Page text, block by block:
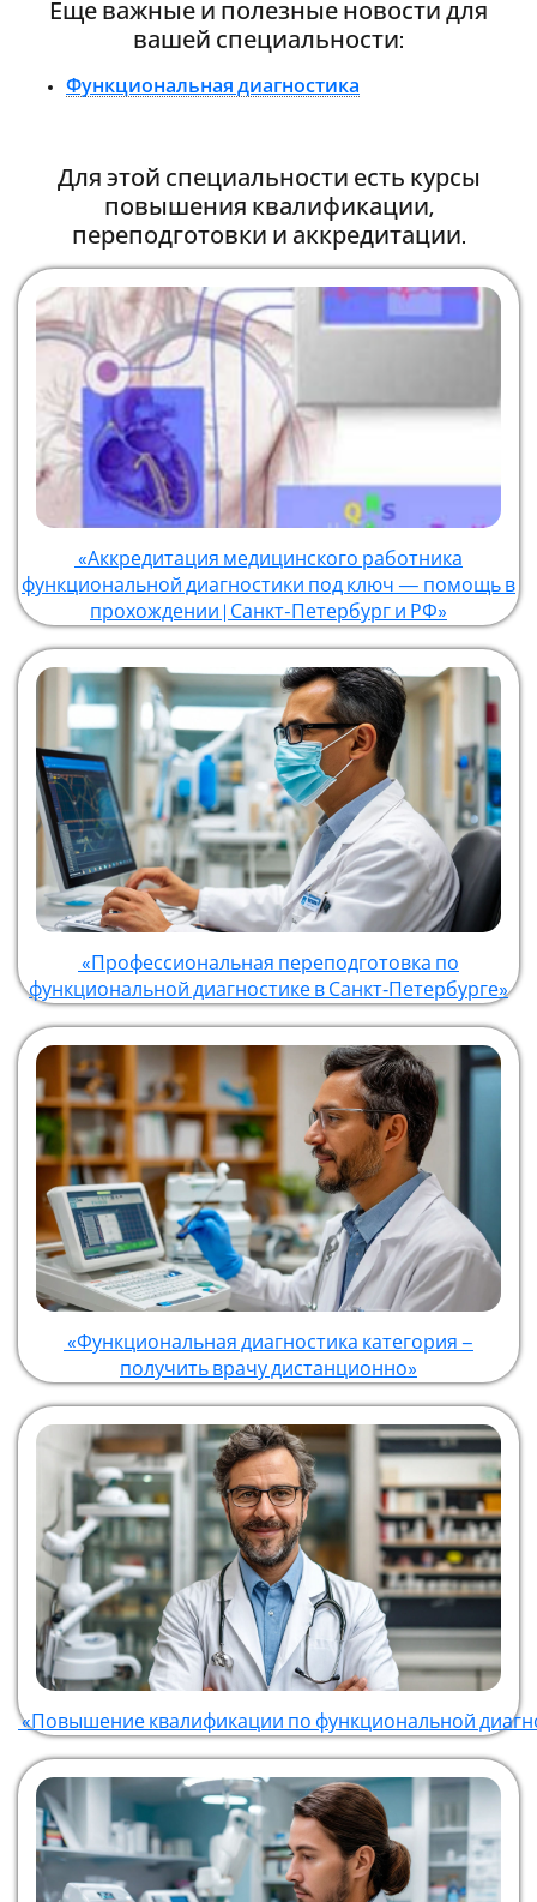
Еще важные и полезные новости для
вашей специальности:
Функциональная диагностика
Для этой специальности есть курсы
повышения квалификации,
переподготовки и аккредитации.
«Аккредитация медицинского работника
функциональной диагностики под ключ — помощь в
прохождении | Санкт-Петербург и РФ»
«Профессиональная переподготовка по
функциональной диагностике в Санкт‑Петербурге»
«Функциональная диагностика категория –
получить врачу дистанционно»
«Повышение квалификации по функциональной